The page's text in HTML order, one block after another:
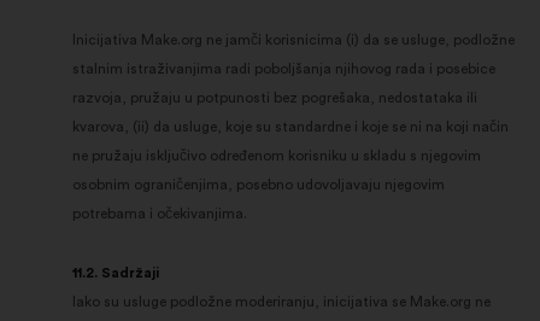
Inicijativa Make.org ne jamči korisnicima (i) da se usluge, podložne
stalnim istraživanjima radi poboljšanja njihovog rada i posebice
razvoja, pružaju u potpunosti bez pogrešaka, nedostataka ili
kvarova, (ii) da usluge, koje su standardne i koje se ni na koji način
ne pružaju isključivo određenom korisniku u skladu s njegovim
osobnim ograničenjima, posebno udovoljavaju njegovim
potrebama i očekivanjima.
11.2. Sadržaji
Iako su usluge podložne moderiranju, inicijativa se Make.org ne